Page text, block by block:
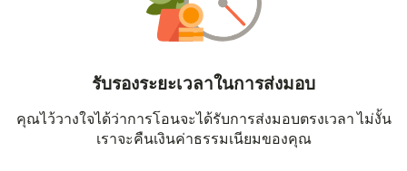
รับรองระยะเวลาในการส่งมอบ
คุณไว้วางใจได้ว่าการโอนจะได้รับการส่งมอบตรงเวลา ไม่งั้น
เราจะคืนเงินค่าธรรมเนียมของคุณ